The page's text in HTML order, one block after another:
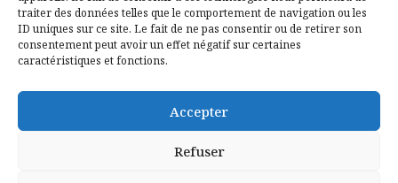
traiter des données telles que le comportement de navigation ou les
ID uniques sur ce site. Le fait de ne pas consentir ou de retirer son
consentement peut avoir un effet négatif sur certaines
caractéristiques et fonctions.
Accepter
Refuser
Politique de confidentialité